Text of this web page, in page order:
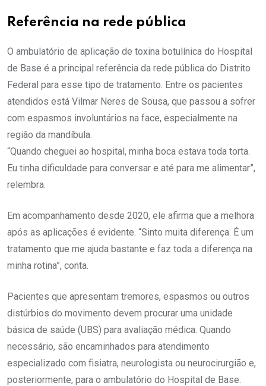
Referência na rede pública
O ambulatório de aplicação de toxina botulínica do Hospital
de Base é a principal referência da rede pública do Distrito
Federal para esse tipo de tratamento. Entre os pacientes
atendidos está Vilmar Neres de Sousa, que passou a sofrer
com espasmos involuntários na face, especialmente na
região da mandíbula.
“Quando cheguei ao hospital, minha boca estava toda torta.
Eu tinha dificuldade para conversar e até para me alimentar”,
relembra.
Em acompanhamento desde 2020, ele afirma que a melhora
após as aplicações é evidente. “Sinto muita diferença. É um
tratamento que me ajuda bastante e faz toda a diferença na
minha rotina”, conta.
Pacientes que apresentam tremores, espasmos ou outros
distúrbios do movimento devem procurar uma unidade
básica de saúde (UBS) para avaliação médica. Quando
necessário, são encaminhados para atendimento
especializado com fisiatra, neurologista ou neurocirurgião e,
posteriormente, para o ambulatório do Hospital de Base.